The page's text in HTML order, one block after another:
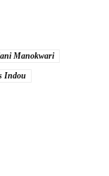
Manokwari
Indou